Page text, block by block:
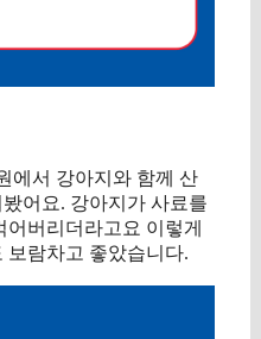
에서 강아지와 함께 산
어요. 강아지가 사료를
버리더라고요 이렇게
보람차고 좋았습니다.